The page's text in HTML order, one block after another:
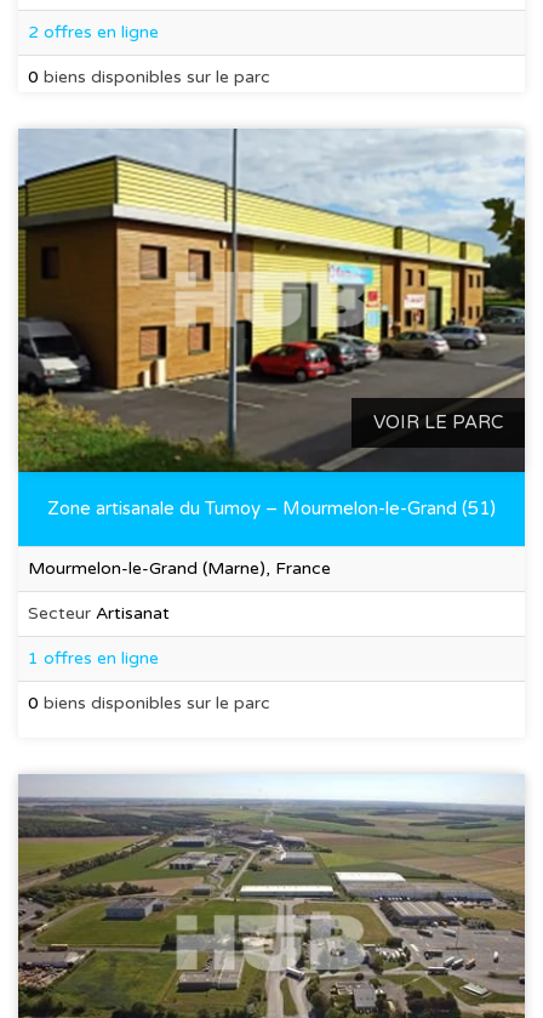
2 offres en ligne
0 biens disponibles sur le parc
VOIR LE PARC
Zone artisanale du Tumoy – Mourmelon-le-Grand (51)
Mourmelon-le-Grand (Marne), France
Secteur Artisanat
1 offres en ligne
0 biens disponibles sur le parc